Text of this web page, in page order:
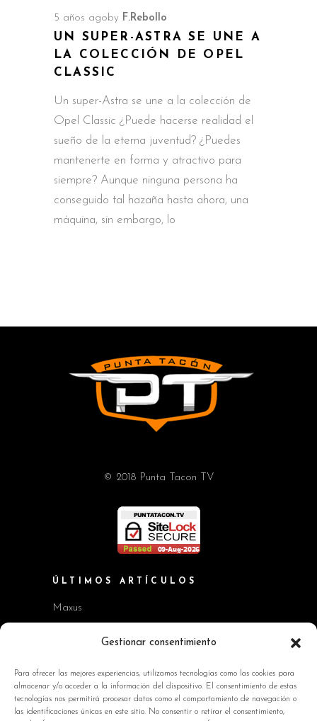
Gestionar consentimiento
Para ofrecer las mejores experiencias, utilizamos tecnologías como las cookies para
almacenar y/o acceder a la información del dispositivo. El consentimiento de estas
tecnologías nos permitirá procesar datos como el comportamiento de navegación o
las identificaciones únicas en este sitio. No consentir o retirar el consentimiento,
5 años ago by F.Rebollo
UN SUPER-ASTRA SE UNE A
LA COLECCIÓN DE OPEL
CLASSIC
Un super-Astra se une a la colección de
Opel Classic ¿Puede hacerse realidad el
sueño de la eterna juventud? ¿Puedes
mantenerte en forma y atractivo para
siempre? Aunque ninguna persona ha
conseguido tal hazaña hasta ahora, una
máquina, sin embargo, lo
© 2018 Punta Tacon TV
ÚLTIMOS ARTÍCULOS
Maxus
Workshop BMW Neue Klasse
Kia EV2 y Kia Seltos